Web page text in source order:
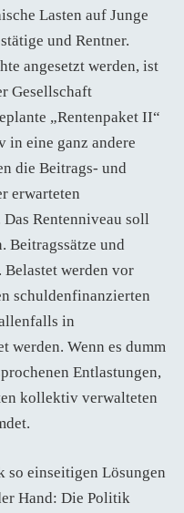
Lasten auf Junge
und Rentner.
angesetzt werden, ist
Gesellschaft
„Rentenpaket II“
in eine ganz andere
die Beitrags- und
erwarteten
Rentenniveau soll
Beitragssätze und
Belastet werden vor
schuldenfinanzierten
in
werden. Wenn es dumm
Entlastungen,
kollektiv verwalteten
so einseitigen Lösungen
Hand: Die Politik